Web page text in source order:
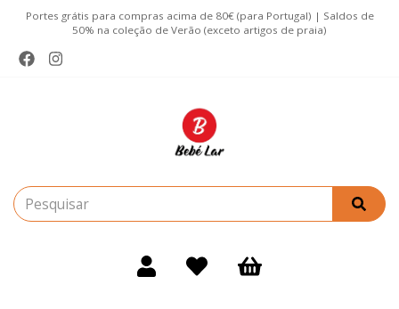
Portes grátis para compras acima de 80€ (para Portugal) | Saldos de
50% na coleção de Verão (exceto artigos de praia)